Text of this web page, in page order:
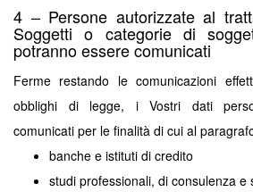
4 – Persone autorizzate al
Soggetti o categorie di
potranno essere comunicati
Ferme restando le comunicazioni
obblighi di legge, i Vostri dati
comunicati per le finalità di cui al
banche e istituti di credito
studi professionali, di consulenza e